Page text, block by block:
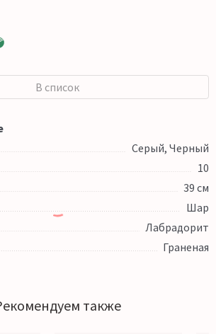
В список
Серый, Черный
10
39 см
Шар
Лабрадорит
Граненая
также